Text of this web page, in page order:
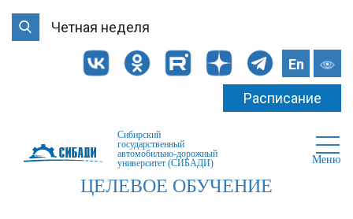
Четная неделя
En
Расписание
Сибирский
государственный
автомобильно-дорожный
университет (СИБАДИ)
Меню
ЦЕЛЕВОЕ ОБУЧЕНИЕ